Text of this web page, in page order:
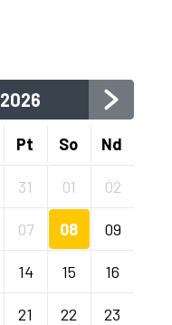
2026
Pt So Nd
31 01 02
07 08 09
14 15 16
21 22 23